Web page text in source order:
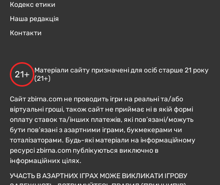
Кодекс етики
Наша редакція
Контакти
21+
Матеріали сайту призначені для осіб старше 21 року
(21+)
Сайт zbirna.com не проводить ігри на реальні та/або
віртуальні гроші, також сайт не приймає ні в якій формі
оплату ставок та/інших платежів, які пов’язані/можуть
бути пов’язані з азартними іграми, букмекерами чи
тоталізаторами. Будь-які матеріали на інформаційному
ресурсі zbirna.com публікуються виключно в
інформаційних цілях.
УЧАСТЬ В АЗАРТНИХ ІГРАХ МОЖЕ ВИКЛИКАТИ ІГРОВУ